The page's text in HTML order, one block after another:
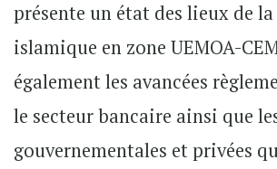
présente un état des lieux de
islamique en zone UEMOA-
également les avancées
le secteur bancaire ainsi que
gouvernementales et privées